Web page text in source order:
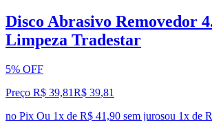
Disco Abrasivo Removedor
Limpeza Tradestar
5% OFF
Preço R$ 39,81R$ 39,81
no Pix Ou 1x de R$ 41,90 sem jurosou 1x de